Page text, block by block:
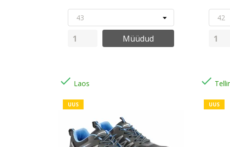
Müüdud
 Laos
UUS

UUS